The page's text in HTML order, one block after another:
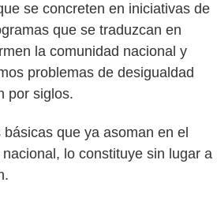
se concreten en iniciativas de
que se traduzcan en
la comunidad nacional y
problemas de desigualdad
por siglos.
que ya asoman en el
lo constituye sin lugar a